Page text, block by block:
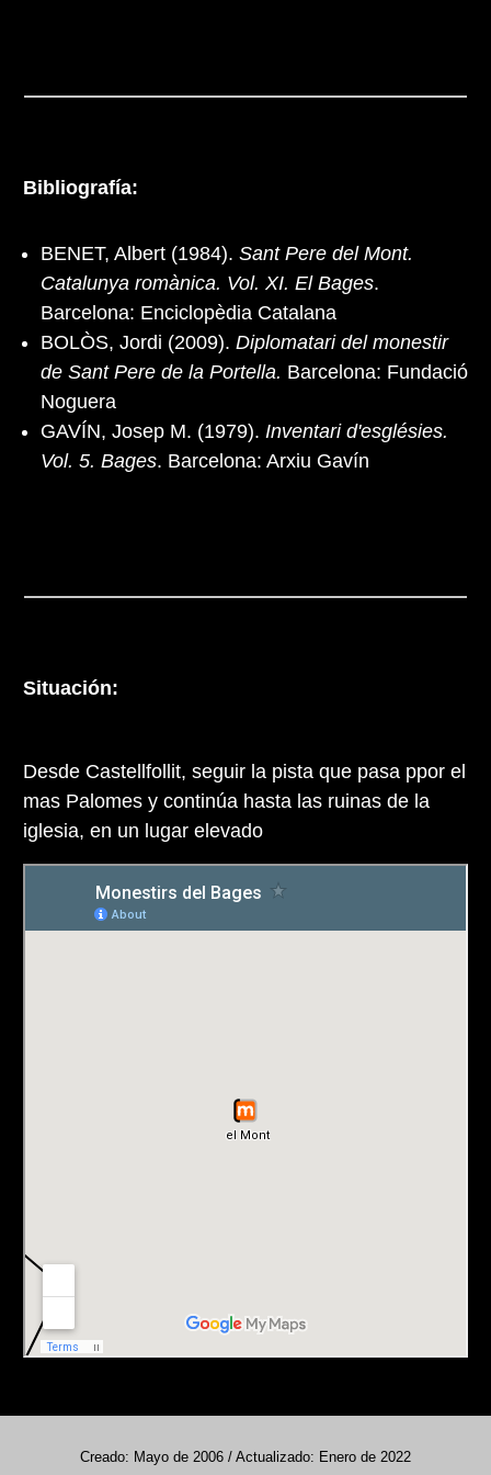
Bibliografía:
BENET, Albert (1984). Sant Pere del Mont.
Catalunya romànica. Vol. XI. El Bages.
Barcelona: Enciclopèdia Catalana
BOLÒS, Jordi (2009). Diplomatari del monestir
de Sant Pere de la Portella. Barcelona: Fundació
Noguera
GAVÍN, Josep M. (1979). Inventari d'esglésies.
Vol. 5. Bages. Barcelona: Arxiu Gavín
Situación:
Desde Castellfollit, seguir la pista que pasa ppor el
mas Palomes y continúa hasta las ruinas de la
iglesia, en un lugar elevado
Creado: Mayo de 2006 / Actualizado: Enero de 2022